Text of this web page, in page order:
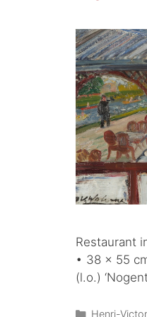
Restaurant
• 38 x 55
(l.o.)
Henri-